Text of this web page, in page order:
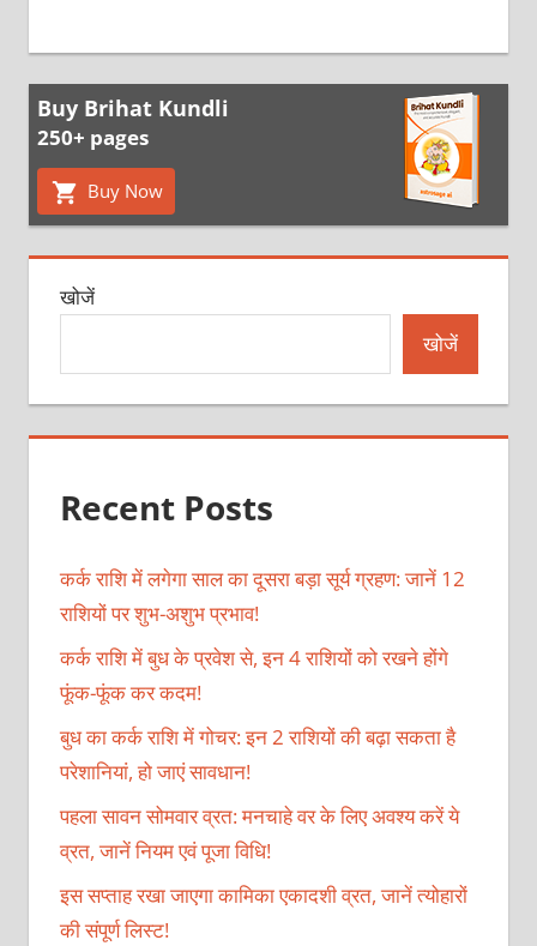
Buy Brihat Kundli
250+ pages
Buy Now
खोजें
खोजें
Recent Posts
कर्क राशि में लगेगा साल का दूसरा बड़ा सूर्य ग्रहण: जानें 12
राशियों पर शुभ-अशुभ प्रभाव!
कर्क राशि में बुध के प्रवेश से, इन 4 राशियों को रखने होंगे
फूंक-फूंक कर कदम!
बुध का कर्क राशि में गोचर: इन 2 राशियों की बढ़ा सकता है
परेशानियां, हो जाएं सावधान!
पहला सावन सोमवार व्रत: मनचाहे वर के लिए अवश्य करें ये
व्रत, जानें नियम एवं पूजा विधि!
इस सप्ताह रखा जाएगा कामिका एकादशी व्रत, जानें त्योहारों
की संपूर्ण लिस्ट!